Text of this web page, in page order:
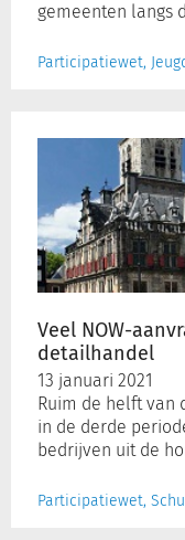
gemeenten langs
Participatiewet,
Veel NOW-
detailhandel
13 januari 2021
Ruim de helft van
in de derde
bedrijven uit de
Participatiewet,
horeca
detailhandel